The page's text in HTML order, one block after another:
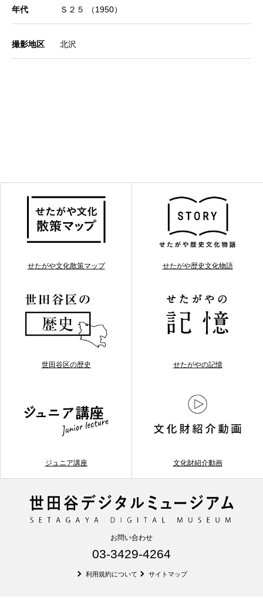
年代 Ｓ２５ （1950）
撮影地区 北沢
せたがや文化散策マップ せたがや歴史文化物語
世田谷区の歴史 せたがやの記憶
ジュニア講座 文化財紹介動画
お問い合わせ
03-3429-4264
利用規約について サイトマップ